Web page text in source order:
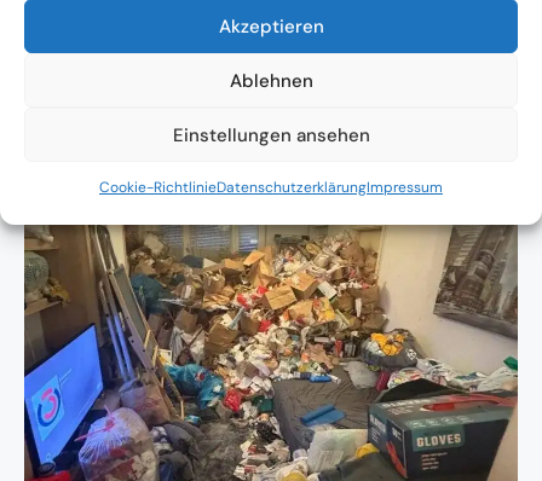
Akzeptieren
Ablehnen
Einstellungen ansehen
Cookie-RichtlinieDatenschutzerklärungImpressum
Zusammenarbeit mit Ämtern ohne
Einverständnis